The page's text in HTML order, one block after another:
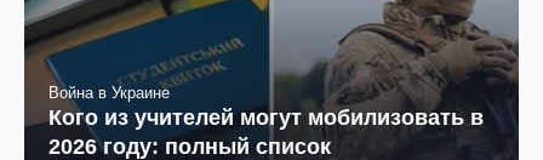
Война в Украине
Кого из учителей могут мобилизовать в
2026 году: полный список